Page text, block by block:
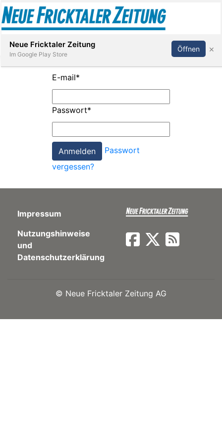
Paper
App
Abonnieren Anmelden
E-mail*
Passwort*
Passwort
vergessen?
Impressum
Nutzungshinweise
und
Datenschutzerklärung
© Neue Fricktaler Zeitung AG
Neue Fricktaler Zeitung
Im Google Play Store
Öffnen ×